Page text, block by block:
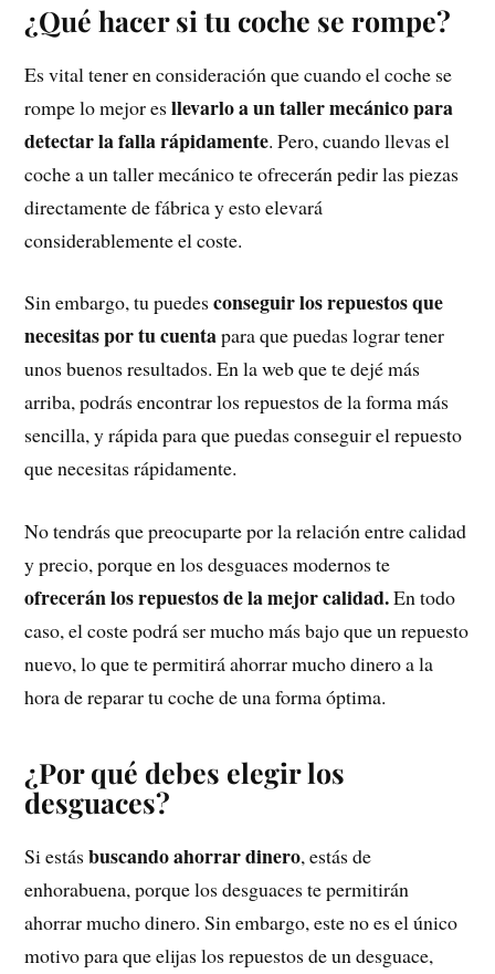
¿Qué hacer si tu coche se rompe?
Es vital tener en consideración que cuando el coche se
rompe lo mejor esllevarlo a un taller mecánico para
detectar la falla rápidamente. Pero, cuando llevas el
coche a un taller mecánico te ofrecerán pedir las piezas
directamente de fábrica y esto elevará
considerablemente el coste.
Sin embargo, tu puedesconseguir los repuestos que
necesitas por tu cuentapara que puedas lograr tener
unos buenos resultados. En la web que te dejé más
arriba, podrás encontrar los repuestos de la forma más
sencilla, y rápida para que puedas conseguir el repuesto
que necesitas rápidamente.
No tendrás que preocuparte por la relación entre calidad
y precio, porque en los desguaces modernos te
ofrecerán los repuestos de la mejor calidad.En todo
caso, el coste podrá ser mucho más bajo que un repuesto
nuevo, lo que te permitirá ahorrar mucho dinero a la
hora de reparar tu coche de una forma óptima.
¿Por qué debes elegir los
desguaces?
Si estásbuscando ahorrar dinero, estás de
enhorabuena, porque los desguaces te permitirán
ahorrar mucho dinero. Sin embargo, este no es el único
motivo para que elijas los repuestos de un desguace,